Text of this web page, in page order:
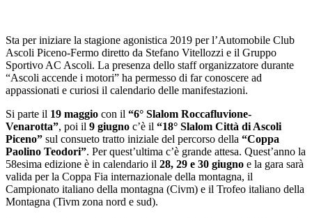
Sta per iniziare la stagione agonistica 2019 per l’Automobile Club
Ascoli Piceno-Fermo diretto da Stefano Vitellozzi e il Gruppo
Sportivo AC Ascoli. La presenza dello staff organizzatore durante
“Ascoli accende i motori” ha permesso di far conoscere ad
appassionati e curiosi il calendario delle manifestazioni.
Si parte il 19 maggio con il “6° Slalom Roccafluvione-
Venarotta”, poi il 9 giugno c’è il “18° Slalom Città di Ascoli
Piceno” sul consueto tratto iniziale del percorso della “Coppa
Paolino Teodori”. Per quest’ultima c’è grande attesa. Quest’anno la
58esima edizione è in calendario il 28, 29 e 30 giugno e la gara sarà
valida per la Coppa Fia internazionale della montagna, il
Campionato italiano della montagna (Civm) e il Trofeo italiano della
Montagna (Tivm zona nord e sud).